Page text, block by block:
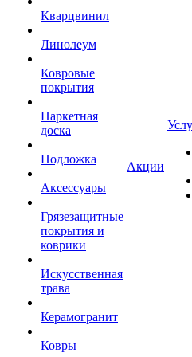
Кварцвинил
Линолеум
Ковровые
покрытия
Паркетная
доска
Подложка
Аксессуары
Грязезащитные
покрытия и
коврики
Искусственная
трава
Керамогранит
Ковры
Акции